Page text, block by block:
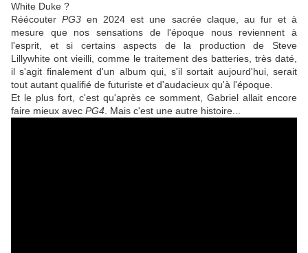
White Duke ?
RéécouterPG3en 2024 est une sacrée claque, au fur et à
mesure que nos sensations de l'époque nous reviennent à
l'esprit, et si certains aspects de la production de Steve
Lillywhite ont vieilli, comme le traitement des batteries, très daté,
il s'agit finalement d'un album qui, s'il sortait aujourd'hui, serait
tout autant qualifié de futuriste et d'audacieux qu'à l'époque.
Et le plus fort, c'est qu'après ce somment, Gabriel allait encore
faire mieux avec PG4 . Mais c'est une autre histoire...